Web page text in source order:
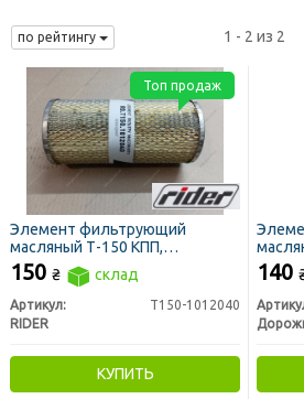
по рейтингу 1 - 2 из 2
Элемент фильтрующий
масляный Т-150 КПП,
гидросистемы МТЗ,
метал.ДОН 1500,Т-40 (RIDER)
150 ₴ склад
Артикул:
Т150-1012040
RIDER
КУПИТЬ
Топ продаж
ДОН
140